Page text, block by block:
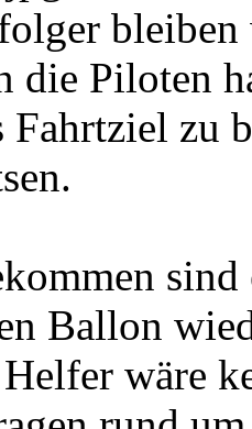
die Piloten
Fahrtziel zu
Ballon
wäre